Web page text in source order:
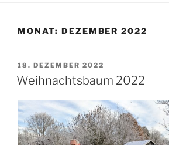
MONAT: DEZEMBER 2022
VERÖFFENTLICHT
AM
18. DEZEMBER 2022
Weihnachtsbaum 2022